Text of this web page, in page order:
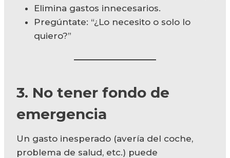
Elimina gastos innecesarios.
Pregúntate: “¿Lo necesito o solo lo
quiero?”
3. No tener fondo de
emergencia
Un gasto inesperado (avería del coche,
problema de salud, etc.) puede